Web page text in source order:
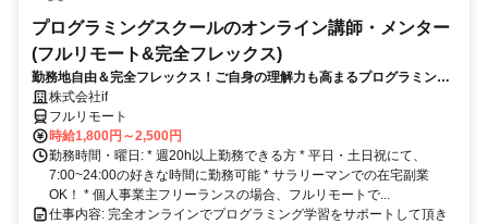
プログラミングスクールのオンライン講師・メンター
(フルリモート&完全フレックス)
勤務地自由＆完全フレックス！ご自身の理解力も高まるプログラミング
講師のお仕事です
株式会社if
フルリモート
時給1,800円～2,500円
勤務時間・曜日: * 週20h以上勤務できる方 * 平日・土日祝にて、
7:00~24:00の好きな時間に勤務可能 * サラリーマンでの在宅副業
OK！ * 個人事業主フリーランスの場合、フルリモートで...
仕事内容: 完全オンラインでプログラミング学習をサポートして頂き